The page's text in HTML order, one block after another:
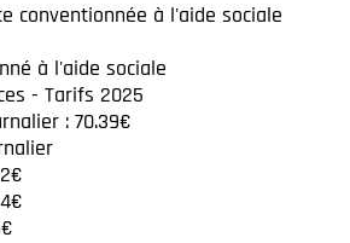
conventionnée à l'aide sociale
à l'aide sociale
- Tarifs 2025
: 70.39€